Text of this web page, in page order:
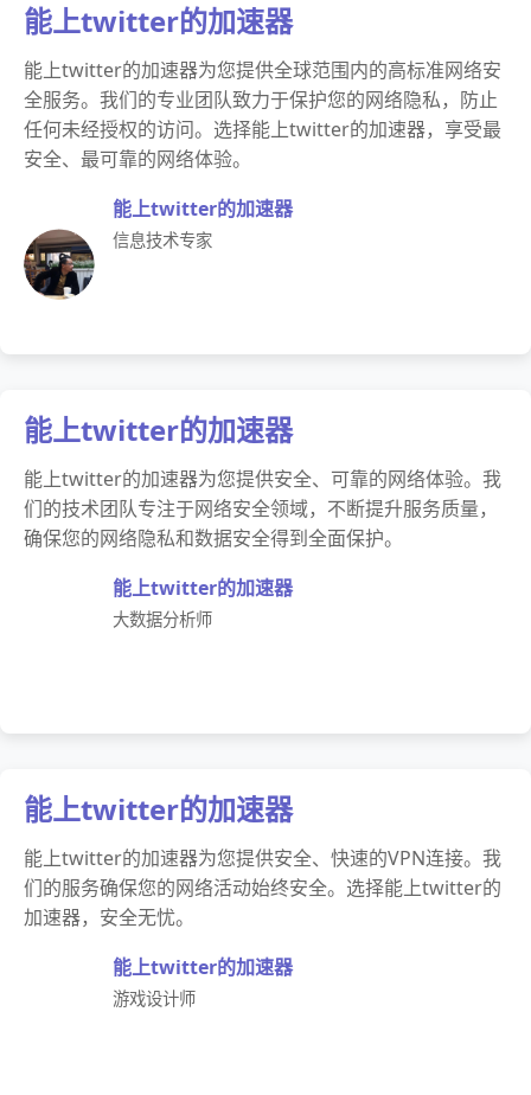
能上twitter的加速器
能上twitter的加速器为您提供全球范围内的高标准网络安
全服务。我们的专业团队致力于保护您的网络隐私，防止
任何未经授权的访问。选择能上twitter的加速器，享受最
安全、最可靠的网络体验。
能上twitter的加速器
信息技术专家
能上twitter的加速器
能上twitter的加速器为您提供安全、可靠的网络体验。我
们的技术团队专注于网络安全领域，不断提升服务质量，
确保您的网络隐私和数据安全得到全面保护。
能上twitter的加速器
大数据分析师
能上twitter的加速器
能上twitter的加速器为您提供安全、快速的VPN连接。我
们的服务确保您的网络活动始终安全。选择能上twitter的
加速器，安全无忧。
能上twitter的加速器
游戏设计师